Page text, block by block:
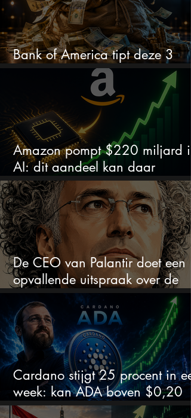
Bank of America tipt deze 3
chipaandelen
Amazon pompt $220 miljard in
AI: dit aandeel kan daar
explosief van profiteren
De CEO van Palantir doet een
opvallende uitspraak over de
beurs
Cardano stijgt 25 procent in
week: kan ADA boven $0,20
blijven?